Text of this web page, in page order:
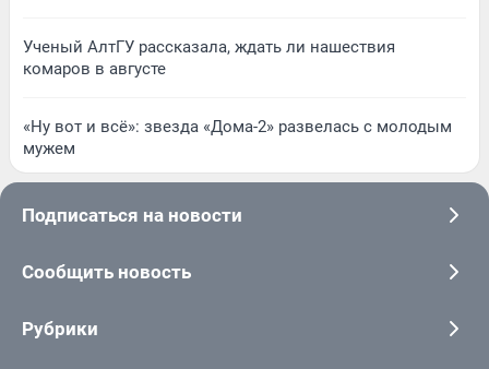
Ученый АлтГУ рассказала, ждать ли нашествия
комаров в августе
«Ну вот и всё»: звезда «Дома-2» развелась с молодым
мужем
Подписаться на новости
Сообщить новость
Рубрики